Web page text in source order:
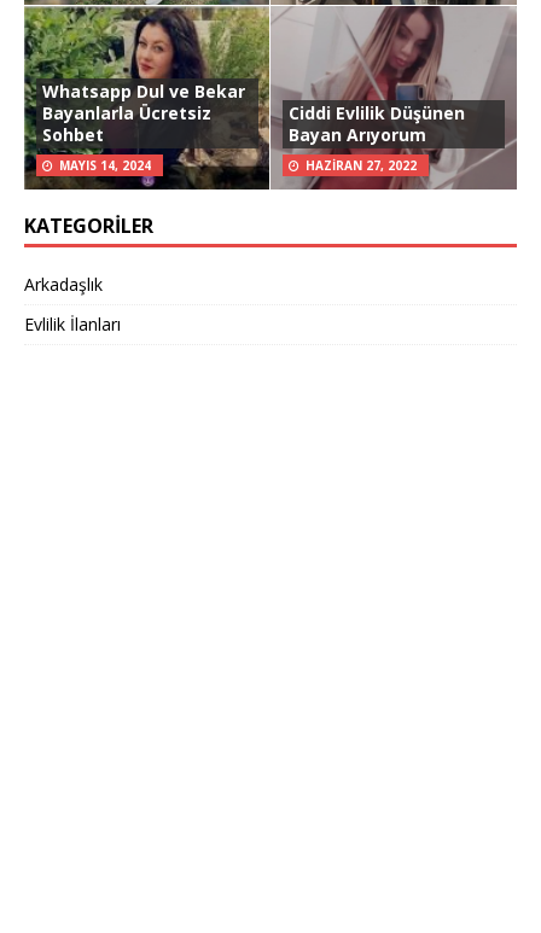
Whatsapp Dul ve Bekar
Bayanlarla Ücretsiz
Sohbet
MAYIS 14, 2024
Ciddi Evlilik Düşünen
Bayan Arıyorum
HAZIRAN 27, 2022
KATEGORILER
Arkadaşlık
Evlilik İlanları